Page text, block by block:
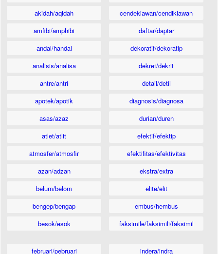
akidah/aqidah
amfibi/amphibi
andal/handal
analisis/analisa
antre/antri
apotek/apotik
asas/azaz
atlet/atlit
atmosfer/atmosfir
azan/adzan
belum/belom
bengep/bengap
besok/esok
cendekiawan/cendikiawan
daftar/daptar
dekoratif/dekoratip
dekret/dekrit
detail/detil
diagnosis/diagnosa
durian/duren
efektif/efektip
efektifitas/efektivitas
ekstra/extra
elite/elit
embus/hembus
faksimile/faksimili/faksimil
februari/pebruari
indera/indra